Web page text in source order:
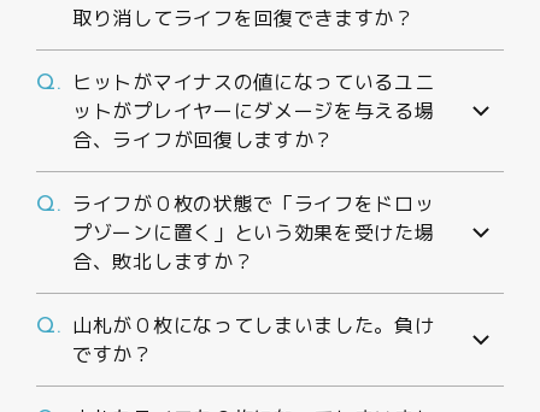
取り消してライフを回復できますか？
Q.
ヒットがマイナスの値になっているユニ
ットがプレイヤーにダメージを与える場
合、ライフが回復しますか？
Q. ライフが０枚の状態で「ライフをドロッ
プゾーンに置く」という効果を受けた場
合、敗北しますか？
Q. 山札が０枚になってしまいました。負け
ですか？